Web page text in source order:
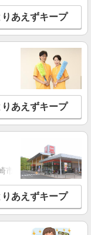
りあえずキープ
りあえずキープ
市・太田市・館林市
りあえずキープ